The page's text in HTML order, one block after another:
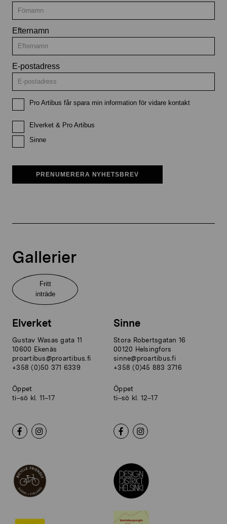
Efternamn
E-postadress
Pro Artibus får spara min information för vidare kontakt
Elverket & Pro Artibus
Sinne
PRENUMERERA NYHETSBREV
Gallerier
Fritt
inträde
Elverket
Gustav Wasas gata 11
10600 Ekenäs
proartibus@proartibus.fi
+358 (0)50 371 6339
Öppet
ti–sö kl. 11–17
Sinne
Stora Robertsgatan 16
00120 Helsingfors
sinne@proartibus.fi
+358 (0)45 883 3716
Öppet
ti–sö kl. 12–17